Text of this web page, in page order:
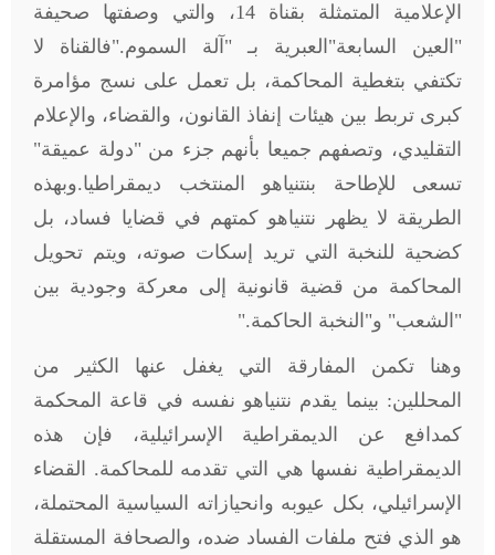
الإعلامية المتمثلة بقناة 14، والتي وصفتها صحيفة
"العين السابعة" العبرية بـ "آلة السموم".فالقناة لا
تكتفي بتغطية المحاكمة، بل تعمل على نسج مؤامرة
كبرى تربط بين هيئات إنفاذ القانون، والقضاء، والإعلام
التقليدي، وتصفهم جميعا بأنهم جزء من "دولة عميقة"
تسعى للإطاحة بنتنياهو المنتخب ديمقراطيا.وبهذه
الطريقة لا يظهر نتنياهو كمتهم في قضايا فساد، بل
كضحية للنخبة التي تريد إسكات صوته، ويتم تحويل
المحاكمة من قضية قانونية إلى معركة وجودية بين
"الشعب" و"النخبة الحاكمة".
وهنا تكمن المفارقة التي يغفل عنها الكثير من
المحللين: بينما يقدم نتنياهو نفسه في قاعة المحكمة
كمدافع عن الديمقراطية الإسرائيلية، فإن هذه
الديمقراطية نفسها هي التي تقدمه للمحاكمة. القضاء
الإسرائيلي، بكل عيوبه وانحيازاته السياسية المحتملة،
هو الذي فتح ملفات الفساد ضده، والصحافة المستقلة